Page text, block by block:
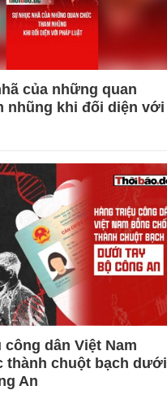
của những quan
nhũng khi đối diện với
công dân Việt Nam
thành chuột bạch dưới
An